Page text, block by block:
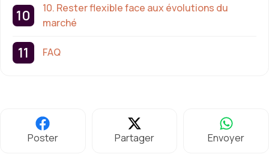
10. Rester flexible face aux évolutions du
marché
FAQ
Poster Partager Envoyer